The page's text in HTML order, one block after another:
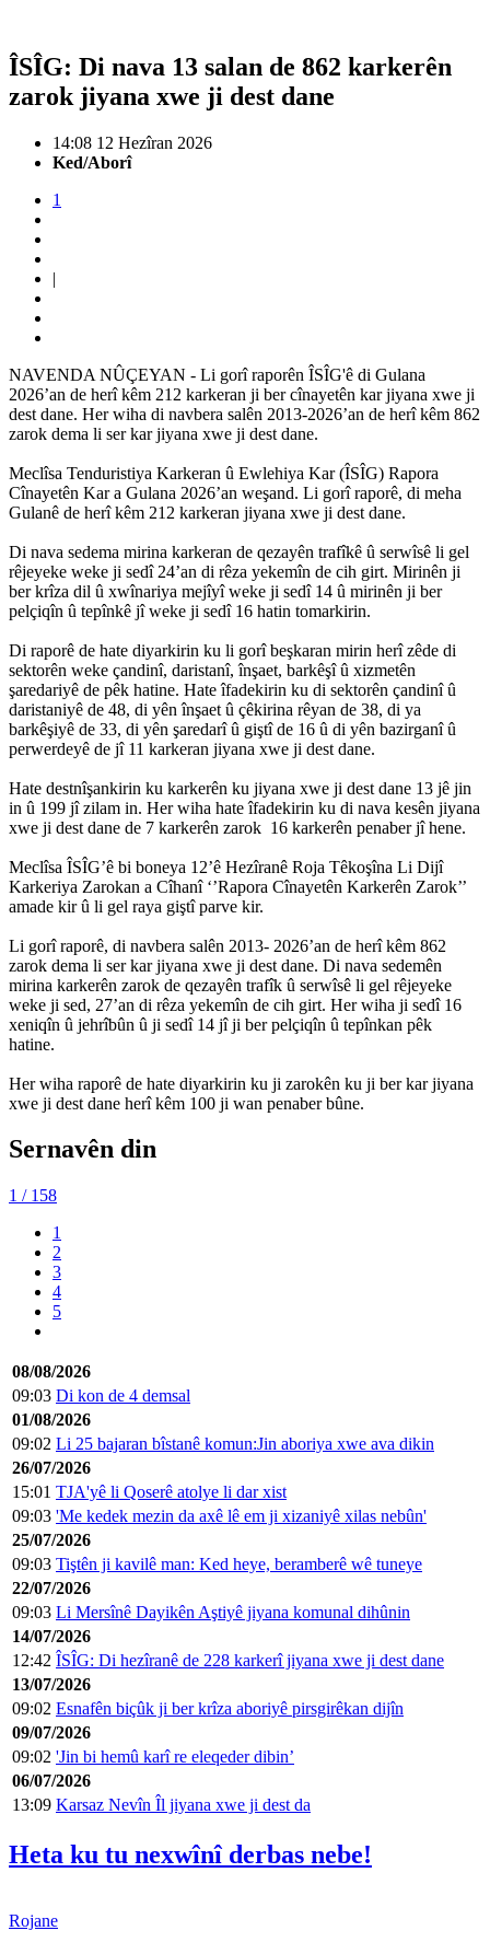
ÎSÎG: Di nava 13 salan de 862 karkerên
zarok jiyana xwe ji dest dane
14:08 12 Hezîran 2026
Ked/Aborî
1
|
NAVENDA NÛÇEYAN - Li gorî raporên ÎSÎG'ê di Gulana
2026’an de herî kêm 212 karkeran ji ber cînayetên kar jiyana xwe ji
dest dane. Her wiha di navbera salên 2013-2026’an de herî kêm 862
zarok dema li ser kar jiyana xwe ji dest dane.
Meclîsa Tenduristiya Karkeran û Ewlehiya Kar (ÎSÎG) Rapora
Cînayetên Kar a Gulana 2026’an weşand. Li gorî raporê, di meha
Gulanê de herî kêm 212 karkeran jiyana xwe ji dest dane.
Di nava sedema mirina karkeran de qezayên trafîkê û serwîsê li gel
rêjeyeke weke ji sedî 24’an di rêza yekemîn de cih girt. Mirinên ji
ber krîza dil û xwînariya mejîyî weke ji sedî 14 û mirinên ji ber
pelçiqîn û tepînkê jî weke ji sedî 16 hatin tomarkirin.
Di raporê de hate diyarkirin ku li gorî beşkaran mirin herî zêde di
sektorên weke çandinî, daristanî, înşaet, barkêşî û xizmetên
şaredariyê de pêk hatine. Hate îfadekirin ku di sektorên çandinî û
daristaniyê de 48, di yên înşaet û çêkirina rêyan de 38, di ya
barkêşiyê de 33, di yên şaredarî û giştî de 16 û di yên bazirganî û
perwerdeyê de jî 11 karkeran jiyana xwe ji dest dane.
Hate destnîşankirin ku karkerên ku jiyana xwe ji dest dane 13 jê jin
in û 199 jî zilam in. Her wiha hate îfadekirin ku di nava kesên jiyana
xwe ji dest dane de 7 karkerên zarok 16 karkerên penaber jî hene.
Meclîsa ÎSÎG’ê bi boneya 12’ê Hezîranê Roja Têkoşîna Li Dijî
Karkeriya Zarokan a Cîhanî ‘’Rapora Cînayetên Karkerên Zarok’’
amade kir û li gel raya giştî parve kir.
Li gorî raporê, di navbera salên 2013- 2026’an de herî kêm 862
zarok dema li ser kar jiyana xwe ji dest dane. Di nava sedemên
mirina karkerên zarok de qezayên trafîk û serwîsê li gel rêjeyeke
weke ji sed, 27’an di rêza yekemîn de cih girt. Her wiha ji sedî 16
xeniqîn û jehrîbûn û ji sedî 14 jî ji ber pelçiqîn û tepînkan pêk
hatine.
Her wiha raporê de hate diyarkirin ku ji zarokên ku ji ber kar jiyana
xwe ji dest dane herî kêm 100 ji wan penaber bûne.
Sernavên din
1 / 158
1
2
3
4
5
08/08/2026
09:03 Di kon de 4 demsal
01/08/2026
09:02 Li 25 bajaran bîstanê komun:Jin aboriya xwe ava dikin
26/07/2026
15:01 TJA'yê li Qoserê atolye li dar xist
09:03 'Me kedek mezin da axê lê em ji xizaniyê xilas nebûn'
25/07/2026
09:03 Tiştên ji kavilê man: Ked heye, beramberê wê tuneye
22/07/2026
09:03 Li Mersînê Dayikên Aştiyê jiyana komunal dihûnin
14/07/2026
12:42 ÎSÎG: Di hezîranê de 228 karkerî jiyana xwe ji dest dane
13/07/2026
09:02 Esnafên biçûk ji ber krîza aboriyê pirsgirêkan dijîn
09/07/2026
09:02 'Jin bi hemû karî re eleqeder dibin’
06/07/2026
13:09 Karsaz Nevîn Îl jiyana xwe ji dest da
Heta ku tu nexwînî derbas nebe!
Rojane